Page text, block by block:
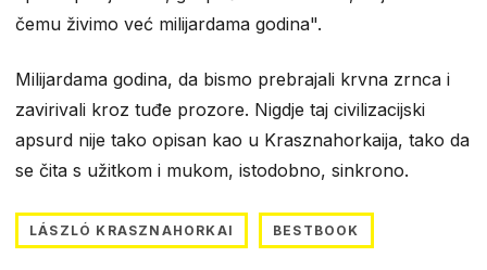
čemu živimo već milijardama godina".
Milijardama godina, da bismo prebrajali krvna zrnca i
zavirivali kroz tuđe prozore. Nigdje taj civilizacijski
apsurd nije tako opisan kao u Krasznahorkaija, tako da
se čita s užitkom i mukom, istodobno, sinkrono.
LÁSZLÓ KRASZNAHORKAI BESTBOOK